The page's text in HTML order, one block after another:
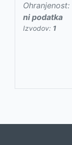
Ohranjenost:
ni podatka
Izvodov: 1